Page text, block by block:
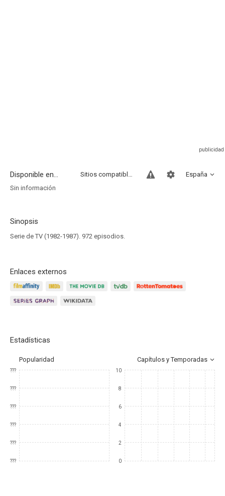
Disponible en... España
Sitios compatibles
Sin información
Sinopsis
Serie de TV (1982-1987). 972 episodios.
Enlaces externos
Estadísticas
Popularidad Capítulos y Temporadas
???
???
???
???
???
???
10
8
6
4
2
0